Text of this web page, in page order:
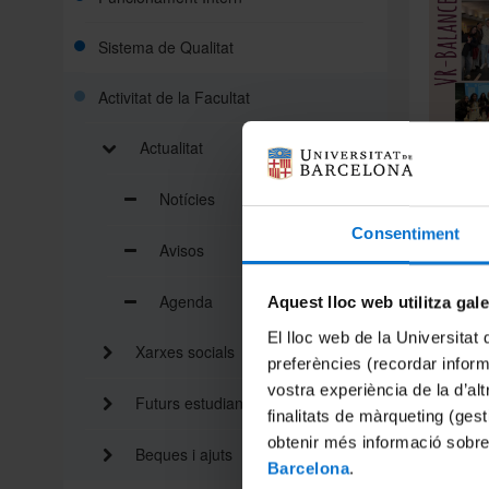
Consentiment
Aquest lloc web utilitza
El lloc web de la Universitat
preferències (recordar
vostra experiència de la
finalitats de màrqueting
obtenir més informació
Barcelona.
Sistema de Qualitat
Activitat de la Facultat
Actualitat
Notícies
Avisos
Agenda
Xarxes socials
Futurs estudiants
Beques i ajuts
sobre
Un
biaixos
Els tres
avançar